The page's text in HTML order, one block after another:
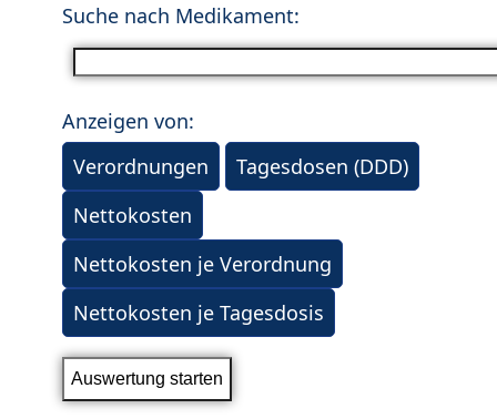
Suche nach Medikament:
Anzeigen von:
Verordnungen
Tagesdosen (DDD)
Nettokosten
Nettokosten je Verordnung
Nettokosten je Tagesdosis